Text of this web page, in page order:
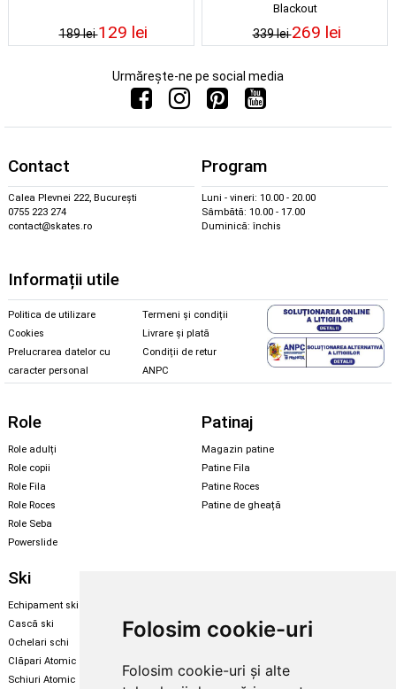
Folosim cookie-uri
Folosim cookie-uri și alte
189 lei129 lei
Blackout
339 lei269 lei
Urmărește-ne pe social media
Contact
Calea Plevnei 222, București
0755 223 274
contact@skates.ro
Program
Luni - vineri: 10.00 - 20.00
Sâmbătă: 10.00 - 17.00
Duminică: închis
Informații utile
Politica de utilizare
Cookies
Prelucrarea datelor cu
caracter personal
Termeni și condiții
Livrare și plată
Condiții de retur
ANPC
Role
Role adulți
Role copii
Role Fila
Role Roces
Role Seba
Powerslide
Patinaj
Magazin patine
Patine Fila
Patine Roces
Patine de gheață
Ski
Echipament ski
Cască ski
Ochelari schi
Clăpari Atomic
Schiuri Atomic
Echipament snowboard
Skate & longboard